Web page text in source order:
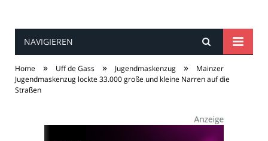
NAVIGIEREN
Home » Uff de Gass » Jugendmaskenzug »
Mainzer
Jugendmaskenzug lockte 33.000 große und kleine Narren auf die
Straßen